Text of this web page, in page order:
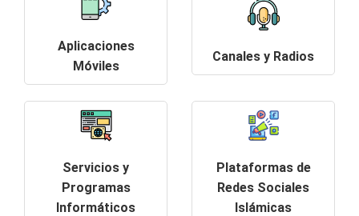
Aplicaciones
Móviles
Canales y Radios
Servicios y
Programas
Informáticos
Plataformas de
Redes Sociales
Islámicas